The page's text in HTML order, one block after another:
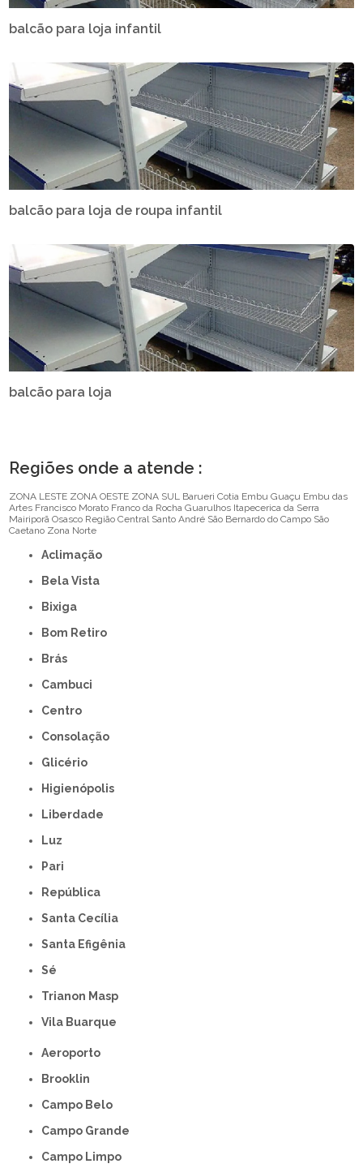
balcão para loja infantil
balcão para loja de roupa infantil
balcão para loja
Regiões onde a atende :
ZONA LESTE ZONA OESTE ZONA SUL Barueri Cotia Embu Guaçu Embu das
Artes Francisco Morato Franco da Rocha Guarulhos Itapecerica da Serra
Mairiporã Osasco Região Central Santo André São Bernardo do Campo São
Caetano Zona Norte
Aclimação
Bela Vista
Bixiga
Bom Retiro
Brás
Cambuci
Centro
Consolação
Glicério
Higienópolis
Liberdade
Luz
Pari
República
Santa Cecília
Santa Efigênia
Sé
Trianon Masp
Vila Buarque
Aeroporto
Brooklin
Campo Belo
Campo Grande
Campo Limpo